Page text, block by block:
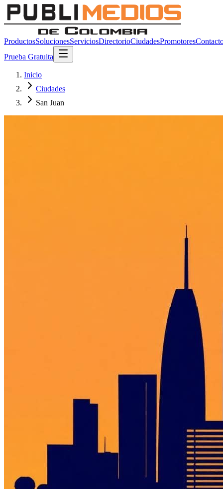
ProductosSolucionesServiciosDirectorioCiudadesPromotores
Prueba Gratuita
Inicio
Ciudades
San Juan